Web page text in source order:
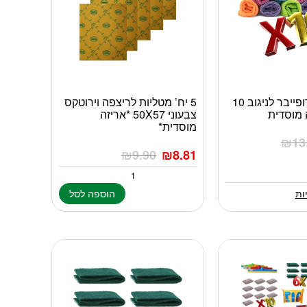
מטליות מיקרופייבר לניגוב 10
מוסדית
₪
5 יח’ מטליות לריצפה וירוטקס
צבעוני 50X57 *אריזה
מוסדית*
₪9.90 ₪8.81
הוספה לסל